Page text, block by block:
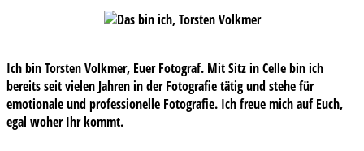
Ich bin Torsten Volkmer, Euer Fotograf. Mit Sitz in Celle bin ich
bereits seit vielen Jahren in der Fotografie tätig und stehe für
emotionale und professionelle Fotografie. Ich freue mich auf Euch,
egal woher Ihr kommt.